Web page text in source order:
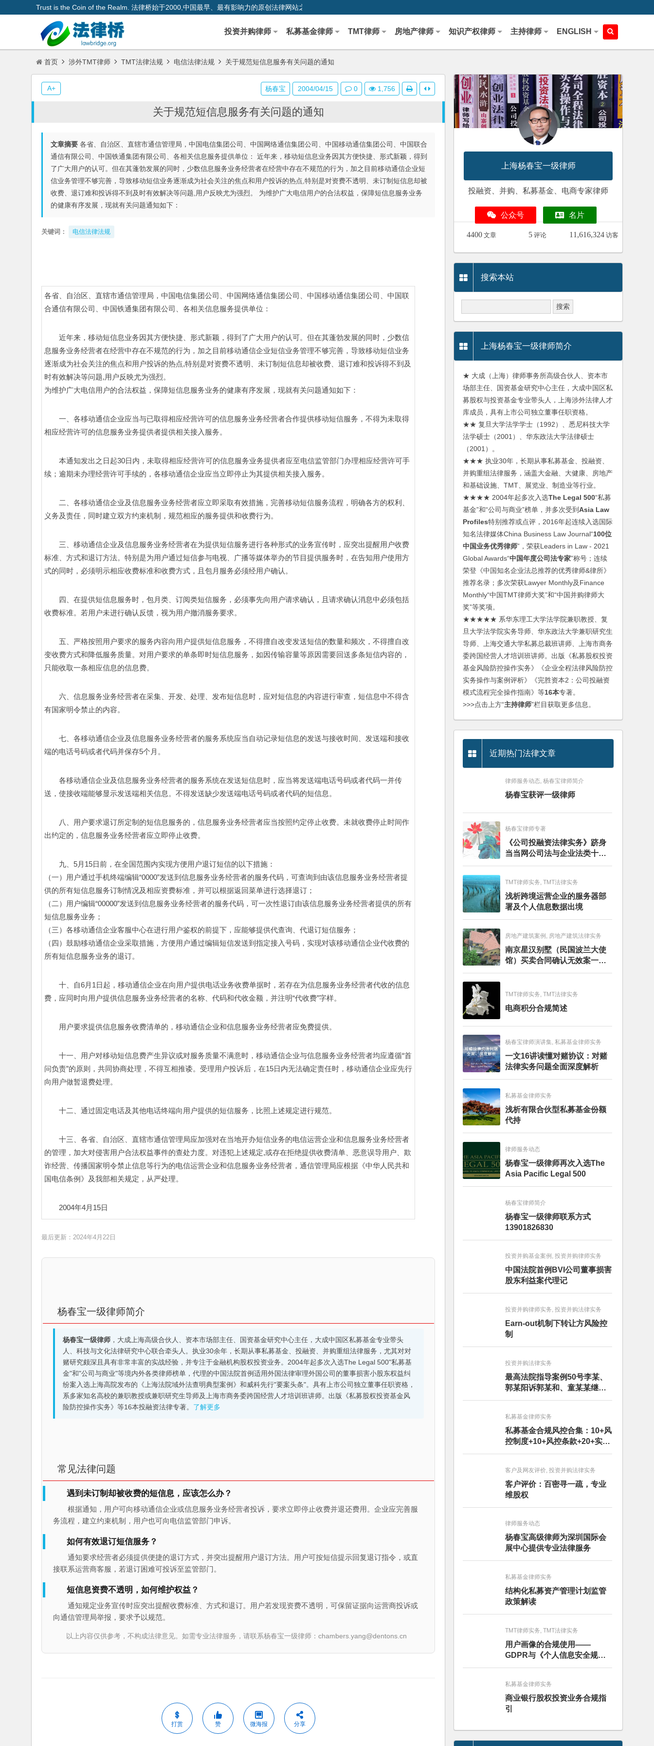
Trust is the Coin of the Realm. 法律桥始于2000,中国最早、最有影响力的原创法律网站之一
投资并购律师 私募基金律师 TMT律师 房地产律师 知识产权律师 主持律师 ENGLISH
首页 涉外TMT律师 TMT法律法规 电信法律法规 关于规范短信息服务有关问题的通知
关于规范短信息服务有关问题的通知
文章摘要 各省、自治区、直辖市通信管理局，中国电信集团公司、中国网络通信集团公司、中国移动通信集团公司、中国联合
通信有限公司、中国铁通集团有限公司、各相关信息服务提供单位： 近年来，移动短信息业务因其方便快捷、形式新颖，得到
了广大用户的认可。但在其蓬勃发展的同时，少数信息服务业务经营者在经营中存在不规范的行为，加之目前移动通信企业短
信业务管理不够完善，导致移动短信业务逐渐成为社会关注的焦点和用户投诉的热点,特别是对资费不透明、未订制短信息却被
收费、退订难和投诉得不到及时有效解决等问题,用户反映尤为强烈。 为维护广大电信用户的合法权益，保障短信息服务业务
的健康有序发展，现就有关问题通知如下：
关键词： 电信法律法规
各省、自治区、直辖市通信管理局，中国电信集团公司、中国网络通信集团公司、中国移动通信集团公司、中国联
合通信有限公司、中国铁通集团有限公司、各相关信息服务提供单位：
近年来，移动短信息业务因其方便快捷、形式新颖，得到了广大用户的认可。但在其蓬勃发展的同时，少数信
息服务业务经营者在经营中存在不规范的行为，加之目前移动通信企业短信业务管理不够完善，导致移动短信业务
逐渐成为社会关注的焦点和用户投诉的热点,特别是对资费不透明、未订制短信息却被收费、退订难和投诉得不到及
时有效解决等问题,用户反映尤为强烈。
为维护广大电信用户的合法权益，保障短信息服务业务的健康有序发展，现就有关问题通知如下：
一、各移动通信企业应当与已取得相应经营许可的信息服务业务经营者合作提供移动短信服务，不得为未取得
相应经营许可的信息服务业务提供者提供相关接入服务。
本通知发出之日起30日内，未取得相应经营许可的信息服务业务提供者应至电信监管部门办理相应经营许可手
续；逾期未办理经营许可手续的，各移动通信企业应当立即停止为其提供相关接入服务。
二、各移动通信企业及信息服务业务经营者应立即采取有效措施，完善移动短信服务流程，明确各方的权利、
义务及责任，同时建立双方约束机制，规范相应的服务提供和收费行为。
三、移动通信企业及信息服务业务经营者在为提供短信服务进行各种形式的业务宣传时，应突出提醒用户收费
标准、方式和退订方法。特别是为用户通过短信参与电视、广播等媒体举办的节目提供服务时，在告知用户使用方
式的同时，必须明示相应收费标准和收费方式，且包月服务必须经用户确认。
四、在提供短信息服务时，包月类、订阅类短信服务，必须事先向用户请求确认，且请求确认消息中必须包括
收费标准。若用户未进行确认反馈，视为用户撤消服务要求。
五、严格按照用户要求的服务内容向用户提供短信息服务，不得擅自改变发送短信的数量和频次，不得擅自改
变收费方式和降低服务质量。对用户要求的单条即时短信息服务，如因传输容量等原因需要回送多条短信内容的，
只能收取一条相应信息的信息费。
六、信息服务业务经营者在采集、开发、处理、发布短信息时，应对短信息的内容进行审查，短信息中不得含
有国家明令禁止的内容。
七、各移动通信企业及信息服务业务经营者的服务系统应当自动记录短信息的发送与接收时间、发送端和接收
端的电话号码或者代码并保存5个月。
各移动通信企业及信息服务业务经营者的服务系统在发送短信息时，应当将发送端电话号码或者代码一并传
送，使接收端能够显示发送端相关信息。不得发送缺少发送端电话号码或者代码的短信息。
八、用户要求退订所定制的短信息服务的，信息服务业务经营者应当按照约定停止收费。未就收费停止时间作
出约定的，信息服务业务经营者应立即停止收费。
九、5月15日前，在全国范围内实现方便用户退订短信的以下措施：
（一）用户通过手机终端编辑“0000”发送到信息服务业务经营者的服务代码，可查询到由该信息服务业务经营者提
供的所有短信息服务订制情况及相应资费标准，并可以根据返回菜单进行选择退订；
（二）用户编辑“00000”发送到信息服务业务经营者的服务代码，可一次性退订由该信息服务业务经营者提供的所有
短信息服务业务；
（三）各移动通信企业客服中心在进行用户鉴权的前提下，应能够提供代查询、代退订短信服务；
（四）鼓励移动通信企业采取措施，方便用户通过编辑短信发送到指定接入号码，实现对该移动通信企业代收费的
所有短信息服务业务的退订。
十、自6月1日起，移动通信企业在向用户提供电话业务收费单据时，若存在为信息服务业务经营者代收的信息
费，应同时向用户提供信息服务业务经营者的名称、代码和代收金额，并注明“代收费”字样。
用户要求提供信息服务收费清单的，移动通信企业和信息服务业务经营者应免费提供。
十一、用户对移动短信息费产生异议或对服务质量不满意时，移动通信企业与信息服务业务经营者均应遵循“首
问负责”的原则，共同协商处理，不得互相推诿。受理用户投诉后，在15日内无法确定责任时，移动通信企业应先行
向用户做暂退费处理。
十二、通过固定电话及其他电话终端向用户提供的短信服务，比照上述规定进行规范。
十三、各省、自治区、直辖市通信管理局应加强对在当地开办短信业务的电信运营企业和信息服务业务经营者
的管理，加大对侵害用户合法权益事件的查处力度。对违犯上述规定,或存在拒绝提供收费清单、恶意误导用户、欺
诈经营、传播国家明令禁止信息等行为的电信运营企业和信息服务业务经营者，通信管理局应根据《中华人民共和
国电信条例》及我部相关规定，从严处理。
2004年4月15日
最后更新：2024年4月22日
杨春宝一级律师简介
杨春宝一级律师，大成上海高级合伙人、资本市场部主任、国资基金研究中心主任，大成中国区私募基金专业带头
人、科技与文化法律研究中心联合牵头人。执业30余年，长期从事私募基金、投融资、并购重组法律服务，尤其对对
赌研究颇深且具有非常丰富的实战经验，并专注于金融机构股权投资业务。2004年起多次入选The Legal 500"私募基
金"和"公司与商业"等境内外各类律师榜单，代理的中国法院首例适用外国法律审理外国公司的董事损害小股东权益纠
纷案入选上海高院发布的《上海法院域外法查明典型案例》和威科先行"要案头条"。具有上市公司独立董事任职资格，
系多家知名高校的兼职教授或兼职研究生导师及上海市商务委跨国经营人才培训班讲师。出版《私募股权投资基金风
险防控操作实务》等16本投融资法律专著。 了解更多
常见法律问题
遇到未订制却被收费的短信息，应该怎么办？
根据通知，用户可向移动通信企业或信息服务业务经营者投诉，要求立即停止收费并退还费用。企业应完善服
务流程，建立约束机制，用户也可向电信监管部门申诉。
如何有效退订短信服务？
通知要求经营者必须提供便捷的退订方式，并突出提醒用户退订方法。用户可按短信提示回复退订指令，或直
接联系运营商客服，若退订困难可投诉至监管部门。
短信息资费不透明，如何维护权益？
通知规定业务宣传时应突出提醒收费标准、方式和退订。用户若发现资费不透明，可保留证据向运营商投诉或
向通信管理局举报，要求予以规范。
以上内容仅供参考，不构成法律意见。如需专业法律服务，请联系杨春宝一级律师：chambers.yang@dentons.cn
打赏 赞 微海报 分享
杨春宝 2004/04/15 0 1,756
A+
上海杨春宝一级律师
投融资、并购、私募基金、电商专家律师
公众号 名片
4400 文章 5 评论 11,616,324 访客
搜索本站
上海杨春宝一级律师简介
★ 大成（上海）律师事务所高级合伙人、资本市
场部主任、国资基金研究中心主任，大成中国区私
募股权与投资基金专业带头人，上海涉外法律人才
库成员，具有上市公司独立董事任职资格。
★★ 复旦大学法学学士（1992）、悉尼科技大学
法学硕士（2001）、华东政法大学法律硕士
（2001）。
★★★ 执业30年，长期从事私募基金、投融资、
并购重组法律服务，涵盖大金融、大健康、房地产
和基础设施、TMT、展览业、制造业等行业。
★★★★ 2004年起多次入选The Legal 500“私募
基金”和“公司与商业”榜单，并多次受到Asia Law
Profiles特别推荐或点评，2016年起连续入选国际
知名法律媒体China Business Law Journal“100位
中国业务优秀律师”，荣获Leaders in Law - 2021
Global Awards“中国年度公司法专家”称号；连续
荣登《中国知名企业法总推荐的优秀律师&律所》
推荐名录；多次荣获Lawyer Monthly及Finance
Monthly“中国TMT律师大奖”和“中国并购律师大
奖”等奖项。
★★★★★ 系华东理工大学法学院兼职教授、复
旦大学法学院实务导师、华东政法大学兼职研究生
导师、上海交通大学私募总裁班讲师、上海市商务
委跨国经营人才培训班讲师。出版《私募股权投资
基金风险防控操作实务》《企业全程法律风险防控
实务操作与案例评析》《完胜资本2：公司投融资
模式流程完全操作指南》等16本专著。
>>>点击上方“主持律师”栏目获取更多信息。
近期热门法律文章
律师服务动态, 杨春宝律师简介
杨春宝获评一级律师
杨春宝律师专著
《公司投融资法律实务》跻身
当当网公司法与企业法类十大
畅销图书榜
TMT律师实务, TMT法律实务
浅析跨境运营企业的服务器部
署及个人信息数据出境
房地产建筑案例, 房地产建筑法律实务
南京星汉别墅（民国波兰大使
馆）买卖合同确认无效案一审
判决书
TMT律师实务, TMT法律实务
电商积分合规简述
杨春宝律师演讲集, 私募基金律师实务
一文16讲读懂对赌协议：对赌
法律实务问题全面深度解析
私募基金律师实务
浅析有限合伙型私募基金份额
代持
律师服务动态
杨春宝一级律师再次入选The
Asia Pacific Legal 500
杨春宝律师简介
杨春宝一级律师联系方式
13901826830
投资并购基金案例, 投资并购律师实务
中国法院首例BVI公司董事损害
股东利益案代理记
投资并购律师实务, 投资并购法律实务
Earn-out机制下转让方风险控
制
投资并购法律实务
最高法院指导案例50号李某、
郭某阳诉郭某和、童某某继承
纠纷案
私募基金律师实务
私募基金合规风控合集：10+风
控制度+10+风控条款+20+实务
文章+每月动态
客户及网友评价, 投资并购法律实务
客户评价：百密寻一疏，专业
维股权
律师服务动态
杨春宝高级律师为深圳国际会
展中心提供专业法律服务
私募基金律师实务
结构化私募资产管理计划监管
政策解读
TMT律师实务, TMT法律实务
用户画像的合规使用——
GDPR与《个人信息安全规
范》的比较分析
私募基金律师实务
商业银行股权投资业务合规指
引